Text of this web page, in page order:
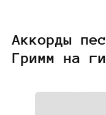
Аккорды
Гримм на